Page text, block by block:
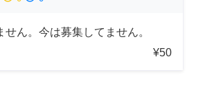
せん。今は募集してません。
¥50